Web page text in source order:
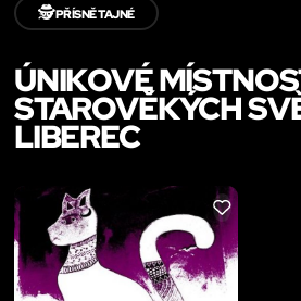
🕵️PŘÍSNĚ TAJNÉ
ÚNIKOVÉ
STAROVĚKÝCH
LIBEREC
LIKE